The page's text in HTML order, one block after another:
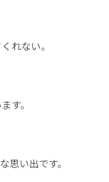
れない。
す。
思い出です。